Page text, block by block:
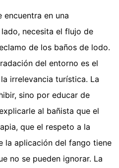
encuentra en una
necesita el flujo de
de los baños de lodo.
del entorno es el
irrelevancia turística. La
sino por educar de
al bañista que el
que el respeto a la
la aplicación del fango tiene
no se pueden ignorar. La